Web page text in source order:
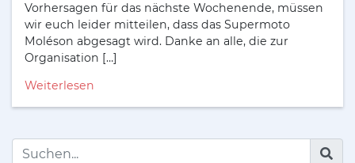
Vorhersagen für das nächste Wochenende, müssen
wir euch leider mitteilen, dass das Supermoto
Moléson abgesagt wird. Danke an alle, die zur
Organisation […]
Weiterlesen